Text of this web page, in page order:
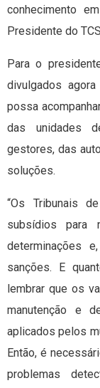
conhecimento
Presidente do
Para o
divulgados
possa
das unidades
gestores, das
soluções.
“Os Tribunais
subsídios para
determinações
sanções. E
lembrar que os
manutenção e
aplicados pelos
Então, é
problemas